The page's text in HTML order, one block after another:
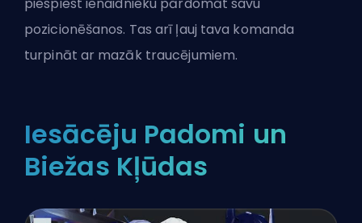
piespiest ienaidnieku pārdomāt savu
pozicionēšanos. Tas arī ļauj tava komanda
turpināt ar mazāk traucējumiem.
Iesācēju Padomi un
Biežas Kļūdas